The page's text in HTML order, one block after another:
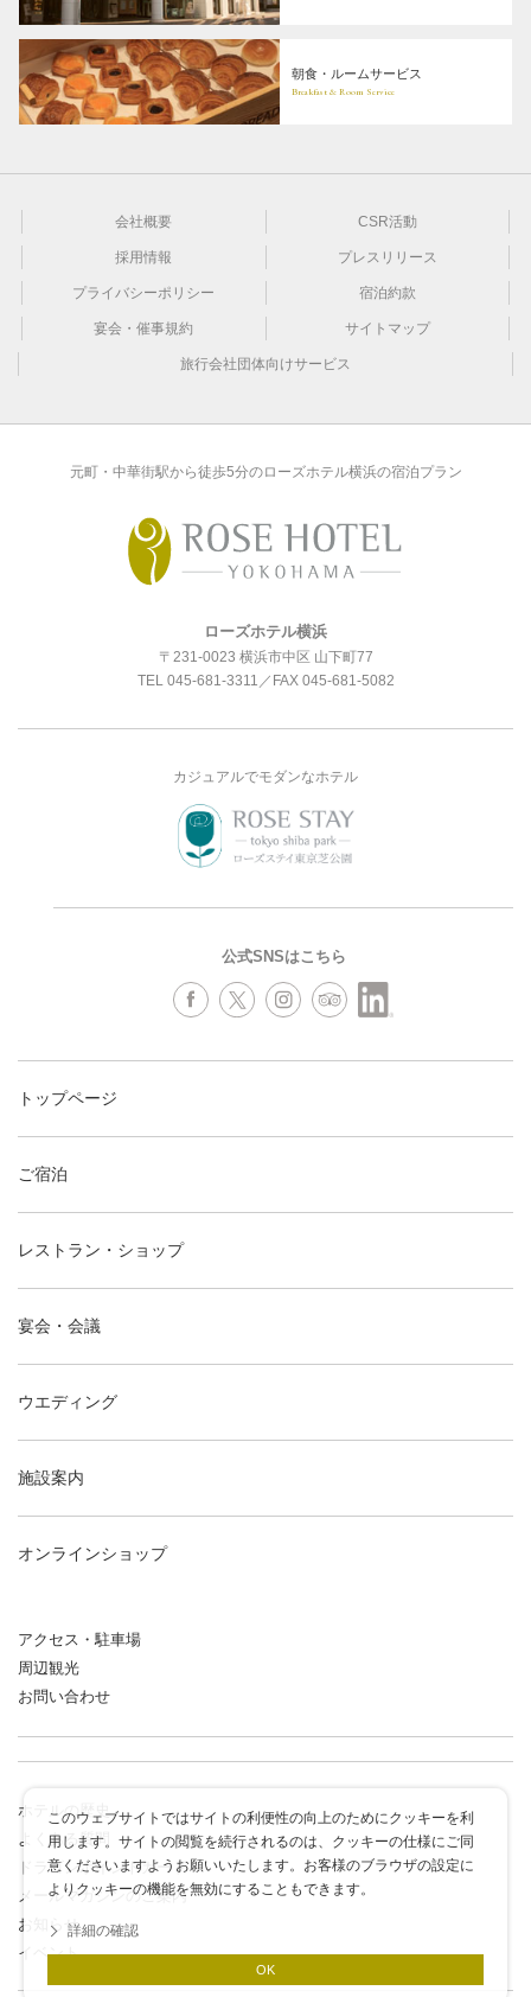
このウェブサイトではサイトの利便性の向上のためにクッキーを利
用します。サイトの閲覧を続行されるのは、クッキーの仕様にご同
意くださいますようお願いいたします。お客様のブラウザの設定に
よりクッキーの機能を無効にすることもできます。
詳細の確認
OK
朝食・ルームサービス
Breakfast & Room Service
会社概要 CSR活動
採用情報 プレスリリース
プライバシーポリシー 宿泊約款
宴会・催事規約 サイトマップ
旅行会社団体向けサービス
元町・中華街駅から徒歩5分のローズホテル横浜の宿泊プラン
ローズホテル横浜
〒231-0023 横浜市中区 山下町77
TEL 045-681-3311 ／FAX 045-681-5082
カジュアルでモダンなホテル
公式SNSはこちら
トップページ
ご宿泊
レストラン・ショップ
宴会・会議
ウエディング
施設案内
オンラインショップ
アクセス・駐車場
周辺観光
お問い合わせ
ホテルの歴史
よくある質問
ドラゴンポイントカード
メールマガジンのご案内
お知らせ
イベント